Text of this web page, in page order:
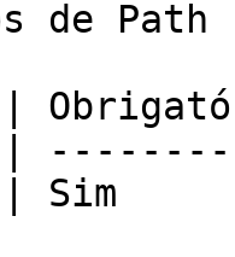
de Path
|
|
| Sim